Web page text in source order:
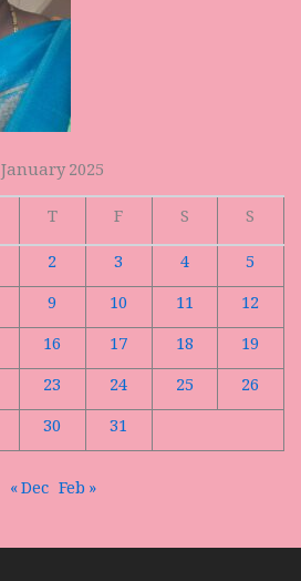
January 2025
T F S
S
2 3 4
5
9 10 11
12
16 17 18
19
23 24 25
26
30 31
« Dec Feb »